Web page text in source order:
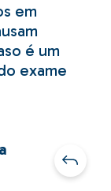
em
é um
exame